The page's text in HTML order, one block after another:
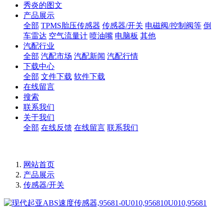
秀炎的图文
产品展示
全部 TPMS胎压传感器 传感器/开关 电磁阀/控制阀等 倒
车雷达 空气流量计 喷油嘴 电脑板 其他
汽配行业
全部 汽配市场 汽配新闻 汽配行情
下载中心
全部 文件下载 软件下载
在线留言
搜索
联系我们
关于我们
全部 在线反馈 在线留言 联系我们
网站首页
产品展示
传感器/开关